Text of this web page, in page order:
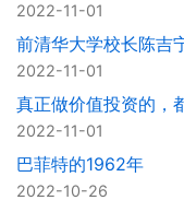
2022-11-01
前清华大学校长陈吉
2022-11-01
真正做价值投资的，
2022-11-01
巴菲特的1962年
2022-10-26